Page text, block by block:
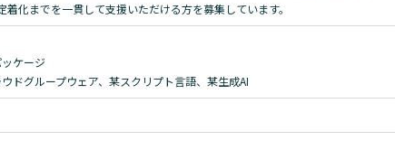
化までを一貫して支援いただける方を募集しています。
ケージ
ドグループウェア、某スクリプト言語、某生成AI